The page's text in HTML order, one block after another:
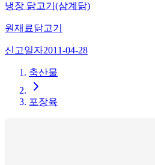
냉장 닭고기(삼계닭)
원재료닭고기
신고일자2011-04-28
축산물
포장육